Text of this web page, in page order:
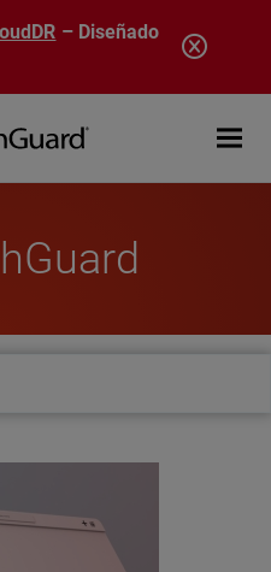
– Diseñado
Open